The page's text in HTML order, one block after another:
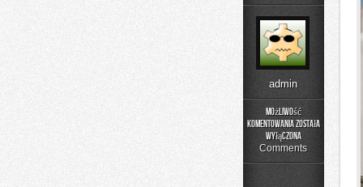
admin
Możliwość
komentowania
sportowe
została
wyłączona
Comments